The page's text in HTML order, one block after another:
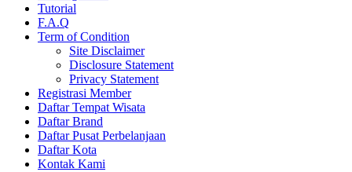
Tutorial
F.A.Q
Term of Condition
Site Disclaimer
Disclosure Statement
Privacy Statement
Registrasi Member
Daftar Tempat Wisata
Daftar Brand
Daftar Pusat Perbelanjaan
Daftar Kota
Kontak Kami